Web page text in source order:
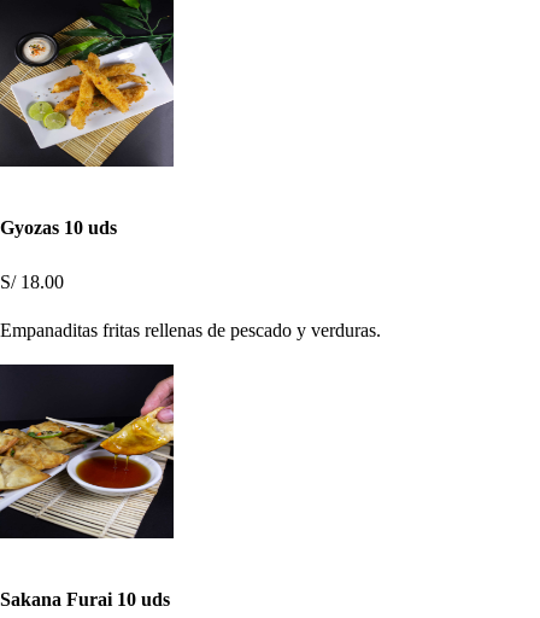
Gyozas 10 uds
S/ 18.00
Empanaditas fritas rellenas de pescado y verduras.
Sakana Furai 10 uds